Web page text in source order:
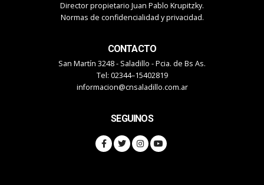
Director propietario Juan Pablo Krupitzky.
Normas de confidencialidad y privacidad.
CONTACTO
San Martín 3248 - Saladillo - Pcia. de Bs As.
Tel: 02344–15402819
informacion@cnsaladillo.com.ar
SEGUINOS